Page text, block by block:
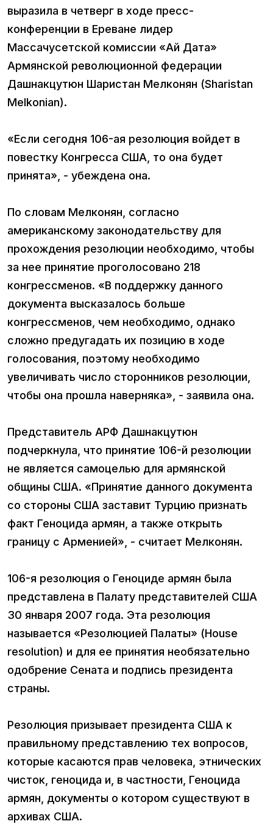
выразила в четверг в ходе пресс-
конференции в Ереване лидер
Массачусетской комиссии «Ай Дата»
Армянской революционной федерации
Дашнакцутюн Шаристан Мелконян (Sharistan
Melkonian).
«Если сегодня 106-ая резолюция войдет в
повестку Конгресса США, то она будет
принята», - убеждена она.
По словам Мелконян, согласно
американскому законодательству для
прохождения резолюции необходимо, чтобы
за нее принятие проголосовано 218
конгрессменов. «В поддержку данного
документа высказалось больше
конгрессменов, чем необходимо, однако
сложно предугадать их позицию в ходе
голосования, поэтому необходимо
увеличивать число сторонников резолюции,
чтобы она прошла наверняка», - заявила она.
Представитель АРФ Дашнакцутюн
подчеркнула, что принятие 106-й резолюции
не является самоцелью для армянской
общины США. «Принятие данного документа
со стороны США заставит Турцию признать
факт Геноцида армян, а также открыть
границу с Арменией», - считает Мелконян.
106-я резолюция о Геноциде армян была
представлена в Палату представителей США
30 января 2007 года. Эта резолюция
называется «Резолюцией Палаты» (House
resolution) и для ее принятия необязательно
одобрение Сената и подпись президента
страны.
Резолюция призывает президента США к
правильному представлению тех вопросов,
которые касаются прав человека, этнических
чисток, геноцида и, в частности, Геноцида
армян, документы о котором существуют в
архивах США.